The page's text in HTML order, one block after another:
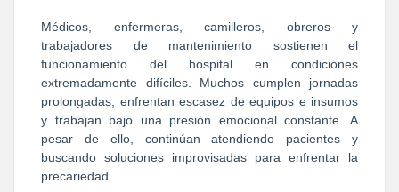
Médicos, enfermeras, camilleros, obreros y
trabajadores de mantenimiento sostienen el
funcionamiento del hospital en condiciones
extremadamente difíciles. Muchos cumplen jornadas
prolongadas, enfrentan escasez de equipos e insumos
y trabajan bajo una presión emocional constante. A
pesar de ello, continúan atendiendo pacientes y
buscando soluciones improvisadas para enfrentar la
precariedad.